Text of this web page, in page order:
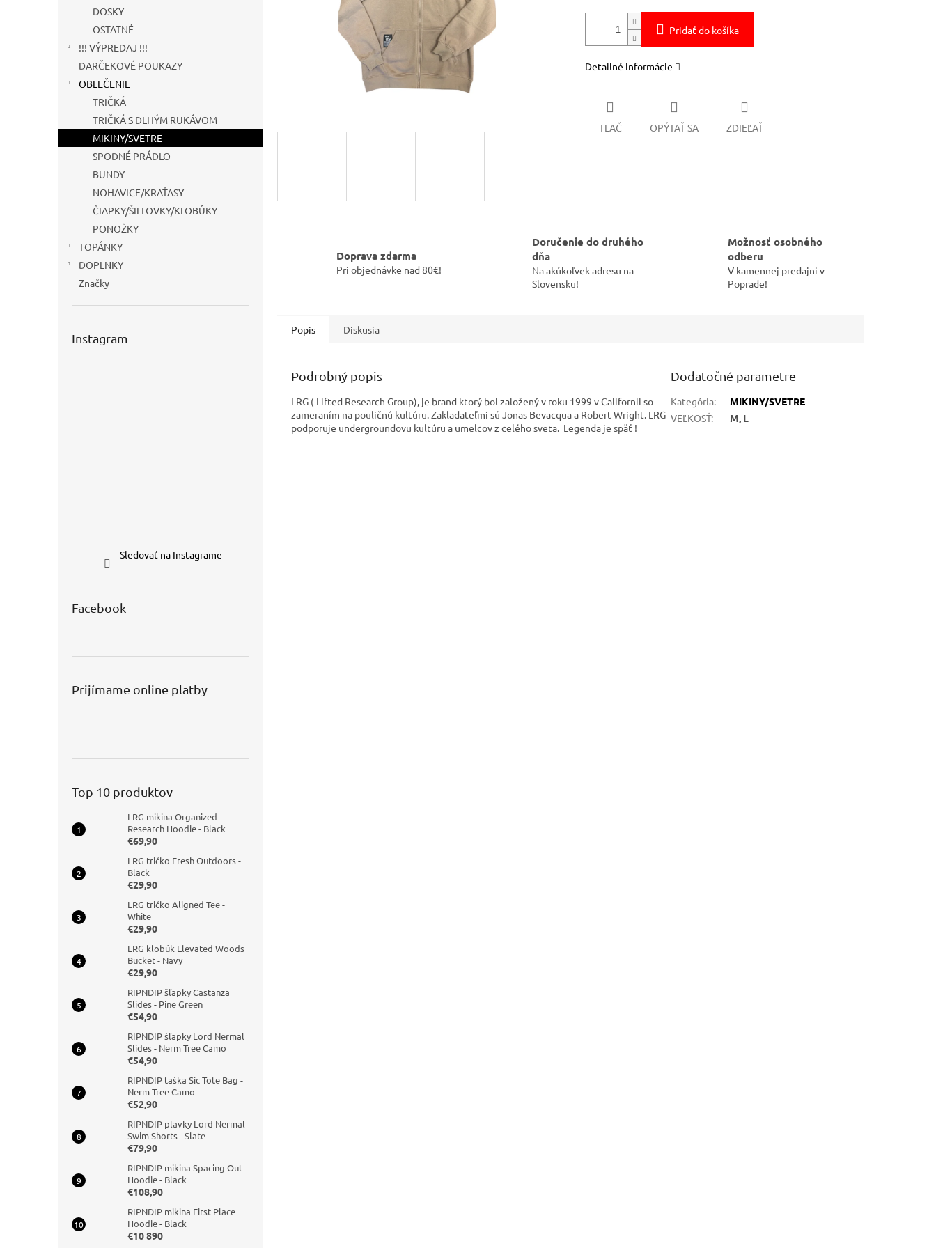
DOSKY
OSTATNÉ
!!! VÝPREDAJ !!!
DARČEKOVÉ POUKAZY
OBLEČENIE
TRIČKÁ
TRIČKÁ S DLHÝM RUKÁVOM
MIKINY/SVETRE
SPODNÉ PRÁDLO
BUNDY
NOHAVICE/KRAŤASY
ČIAPKY/ŠILTOVKY/KLOBÚKY
PONOŽKY
TOPÁNKY
DOPLNKY
Značky
Instagram
Sledovať na Instagrame
Facebook
Prijímame online platby
Top 10 produktov
LRG mikina Organized
Research Hoodie - Black
€69,90
LRG tričko Fresh Outdoors -
Black
€29,90
LRG tričko Aligned Tee -
White
€29,90
LRG klobúk Elevated Woods
Bucket - Navy
€29,90
RIPNDIP šľapky Castanza
Slides - Pine Green
€54,90
RIPNDIP šľapky Lord Nermal
Slides - Nerm Tree Camo
€54,90
RIPNDIP taška Sic Tote Bag -
Nerm Tree Camo
€52,90
RIPNDIP plavky Lord Nermal
Swim Shorts - Slate
€79,90
RIPNDIP mikina Spacing Out
Hoodie - Black
€108,90
RIPNDIP mikina First Place
Hoodie - Black
€10 890
Pridať do košíka
Detailné informácie
TLAČ OPÝTAŤ SA ZDIEĽAŤ
Doprava zdarma
Pri objednávke nad 80€!
Doručenie do druhého
dňa
Na akúkoľvek adresu na
Slovensku!
Možnosť osobného
odberu
V kamennej predajni v
Poprade!
Popis Diskusia
Podrobný popis
LRG ( Lifted Research Group), je brand ktorý bol založený v roku 1999 v Californii so
zameraním na pouličnú kultúru. Zakladateľmi sú Jonas Bevacqua a Robert Wright. LRG
podporuje undergroundovu kultúru a umelcov z celého sveta. Legenda je späť !
Dodatočné parametre
Kategória:
MIKINY/SVETRE
VEĽKOSŤ: M, L